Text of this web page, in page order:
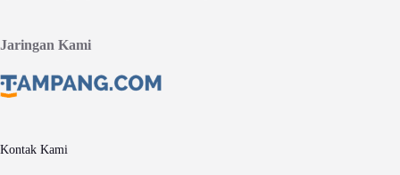
Jaringan Kami
Kontak Kami